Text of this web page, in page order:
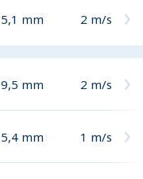
5,1 mm 2 m/s
9,5 mm 2 m/s
5,4 mm 1 m/s